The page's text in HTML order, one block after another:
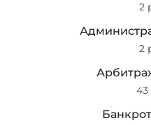
2
2
43